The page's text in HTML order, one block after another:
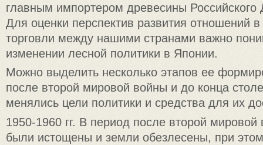
главным импортером древесины Российского
Для оценки перспектив развития отношений
торговли между нашими странами важно
изменении лесной политики в Японии.
Можно выделить несколько этапов ее
после второй мировой войны и до конца
менялись цели политики и средства для их
1950-1960 гг. В период после второй
были истощены и земли обезлесены, при